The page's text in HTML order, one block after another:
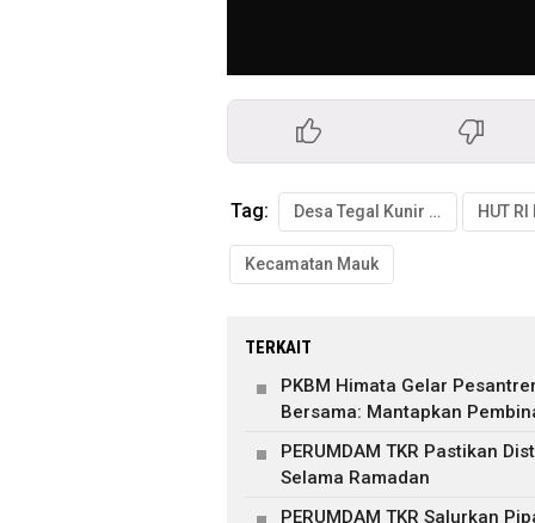
Tag: Desa Tegal Kunir Lor HUT
Kecamatan Mauk
TERKAIT
PKBM Himata Gelar
Bersama: Mantapkan
PERUMDAM TKR Pastikan
Selama Ramadan
PERUMDAM TKR Salurkan